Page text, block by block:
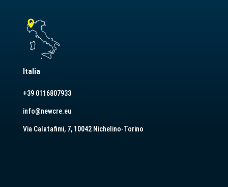
Italia
+39 0116807933
info@newcre.eu
Via Calatafimi, 7, 10042 Nichelino-Torino